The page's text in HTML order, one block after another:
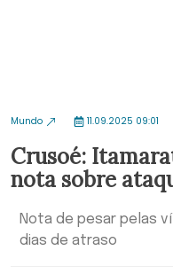
Mundo 11.09.2025 09:01
Crusoé:
nota sobre
Nota de pesar pelas
dias de atraso